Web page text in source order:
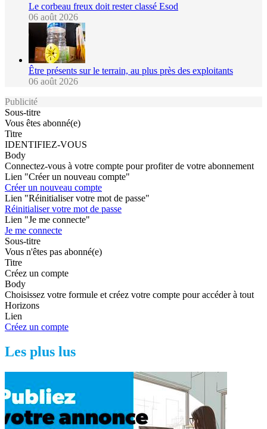
Le corbeau freux doit rester classé Esod
06 août 2026
Être présents sur le terrain, au plus près des exploitants
06 août 2026
Publicité
Sous-titre
Vous êtes abonné(e)
Titre
IDENTIFIEZ-VOUS
Body
Connectez-vous à votre compte pour profiter de votre abonnement
Lien "Créer un nouveau compte"
Créer un nouveau compte
Lien "Réinitialiser votre mot de passe"
Réinitialiser votre mot de passe
Lien "Je me connecte"
Je me connecte
Sous-titre
Vous n'êtes pas abonné(e)
Titre
Créez un compte
Body
Choisissez votre formule et créez votre compte pour accéder à tout
Horizons
Lien
Créez un compte
Les plus lus